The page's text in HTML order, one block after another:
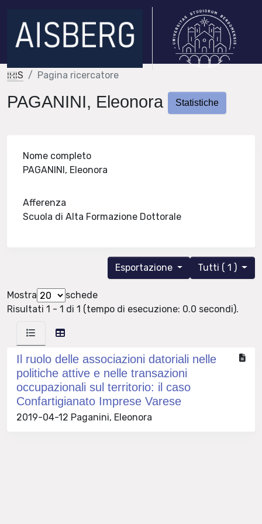
IRIS Pagina ricercatore
PAGANINI, Eleonora Statistiche
Nome completo
PAGANINI, Eleonora
Afferenza
Scuola di Alta Formazione Dottorale
Tutti ( 1 )
Esportazione
Mostra
schede
Risultati 1 - 1 di 1 (tempo di esecuzione: 0.0 secondi).
Il ruolo delle associazioni datoriali nelle
politiche attive e nelle transazioni
occupazionali sul territorio: il caso
Confartigianato Imprese Varese
2019-04-12 Paganini, Eleonora